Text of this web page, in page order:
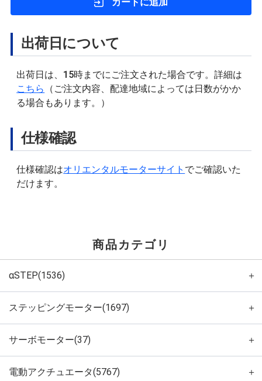
出荷日について
出荷日は、15時までにご注文された場合です。詳細は
こちら
（ご注文内容、配達地域によっては日数がかか
る場合もあります。）
仕様確認
仕様確認はオリエンタルモーターサイト でご確認いた
だけます。
商品カテゴリ
αSTEP(1536) ＋
ステッピングモーター(1697) ＋
サーボモーター(37) ＋
電動アクチュエータ(5767) ＋